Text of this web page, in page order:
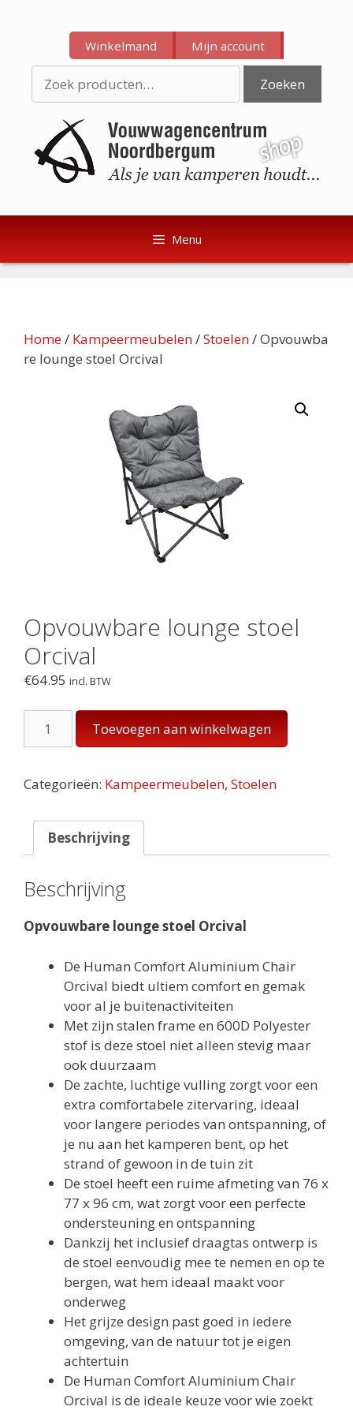
inhoud
inhoud
Winkelmand Mijn account
naar:
Zoeken
Menu
Home/ Kampeermeubelen/Stoelen/ Opvouwba
re lounge stoel Orcival
Opvouwbare lounge stoel
Orcival
€64.95 incl. BTW
Opvouwbare
lounge
Orcival
aantal
Toevoegen aan winkelwagen
Categorieën: Kampeermeubelen, Stoelen
Beschrijving
Beschrijving
Opvouwbare lounge stoel Orcival
De Human Comfort Aluminium Chair
Orcival biedt ultiem comfort en gemak
voor al je buitenactiviteiten
Met zijn stalen frame en 600D Polyester
stof is deze stoel niet alleen stevig maar
ook duurzaam
De zachte, luchtige vulling zorgt voor een
extra comfortabele zitervaring, ideaal
voor langere periodes van ontspanning, of
je nu aan het kamperen bent, op het
strand of gewoon in de tuin zit
De stoel heeft een ruime afmeting van 76 x
77 x 96 cm, wat zorgt voor een perfecte
ondersteuning en ontspanning
Dankzij het inclusief draagtas ontwerp is
de stoel eenvoudig mee te nemen en op te
bergen, wat hem ideaal maakt voor
onderweg
Het grijze design past goed in iedere
omgeving, van de natuur tot je eigen
achtertuin
De Human Comfort Aluminium Chair
Orcival is de ideale keuze voor wie zoekt